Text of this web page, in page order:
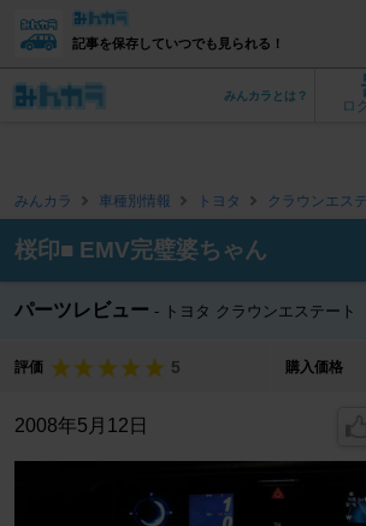
記事を保存していつでも見られる！
ロ
みんカラとは？
みんカラ 車種別情報 トヨタ クラウンエス
桜印■ EMV完璧婆ちゃん
パーツレビュー トヨタ クラウンエステート
評価 5 購入価格
2008年5月12日